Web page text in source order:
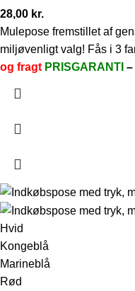
28,00 kr.
Mulepose fremstillet af
miljøvenligt valg! Fås i 3
og fragt PRISGARANTI –
Hvid
Kongeblå
Marineblå
Rød